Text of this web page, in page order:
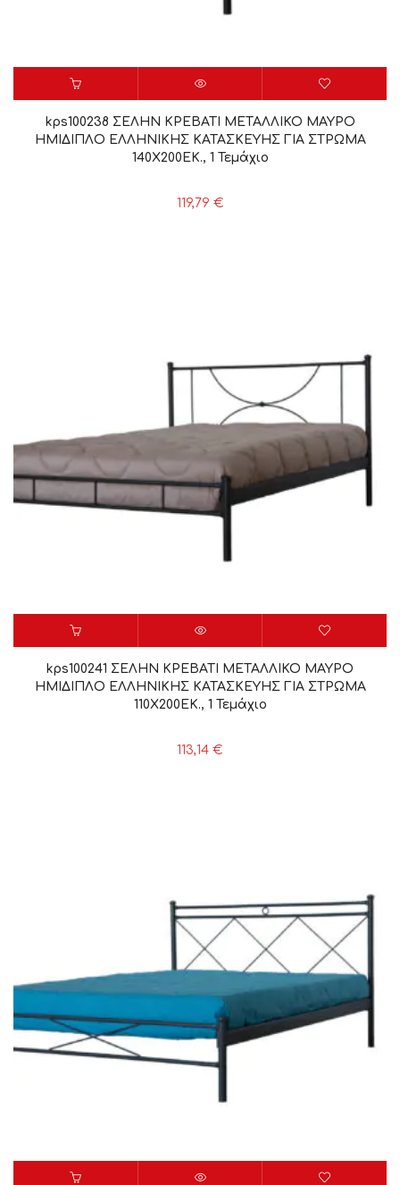
kps100238 ΣΕΛΗΝ ΚΡΕΒΑΤΙ ΜΕΤΑΛΛΙΚΟ ΜΑΥΡΟ
ΗΜΙΔΙΠΛΟ ΕΛΛΗΝΙΚΗΣ ΚΑΤΑΣΚΕΥΗΣ ΓΙΑ ΣΤΡΩΜΑ
140Χ200ΕΚ., 1 Τεμάχιο
119,79 €
kps100241 ΣΕΛΗΝ ΚΡΕΒΑΤΙ ΜΕΤΑΛΛΙΚΟ ΜΑΥΡΟ
ΗΜΙΔΙΠΛΟ ΕΛΛΗΝΙΚΗΣ ΚΑΤΑΣΚΕΥΗΣ ΓΙΑ ΣΤΡΩΜΑ
110Χ200ΕΚ., 1 Τεμάχιο
113,14 €